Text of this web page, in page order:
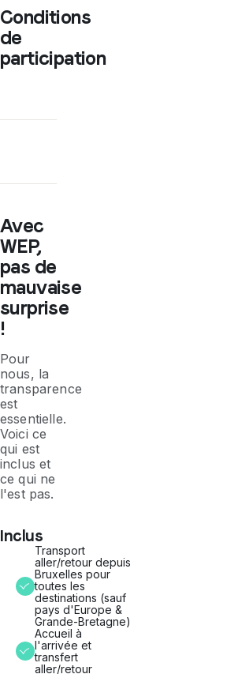
Conditions
de
participation
Avec
WEP,
pas de
mauvaise
surprise
!
Pour
nous, la
transparence
est
essentielle.
Voici ce
qui est
inclus et
ce qui ne
l'est pas.
Inclus
Transport
aller/retour depuis
Bruxelles pour
toutes les
destinations (sauf
pays d'Europe &
Grande-Bretagne)
Accueil à
l'arrivée et
transfert
aller/retour